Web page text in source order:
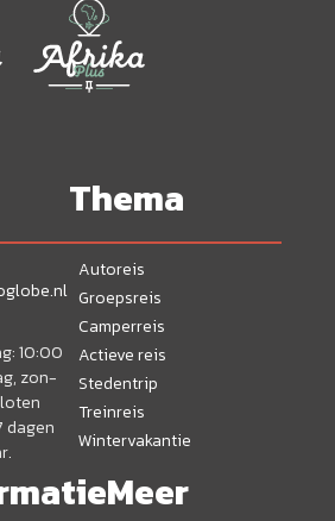
10:00
zon-
dagen
Thema
Autoreis
Groepsreis
Camperreis
Actieve reis
Stedentrip
Treinreis
Wintervakantie
Meer